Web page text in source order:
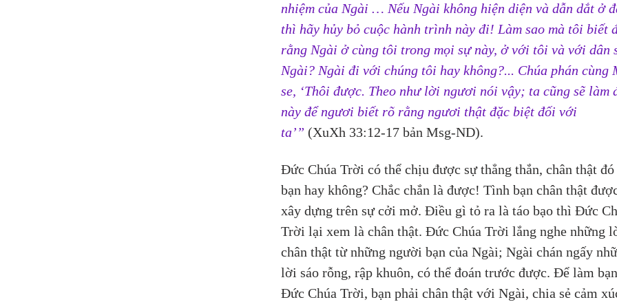
nhiệm của Ngài … Nếu Ngài không hiện diện và dẫn dắt ở
thì hãy hủy bỏ cuộc hành trình này đi! Làm sao mà tôi biết
rằng Ngài ở cùng tôi trong mọi sự này, ở với tôi và với dân
Ngài? Ngài đi với chúng tôi hay không?... Chúa phán cùng
se, ‘Thôi được. Theo như lời ngươi nói vậy; ta cũng sẽ làm
này để ngươi biết rõ rằng ngươi thật đặc biệt đối với
ta’” (XuXh 33:12-17 bản Msg-ND).
Đức Chúa Trời có thể chịu được sự thẳng thắn, chân thật
bạn hay không? Chắc chắn là được! Tình bạn chân thật
xây dựng trên sự cởi mở. Điều gì tỏ ra là táo bạo thì Đức
Trời lại xem là chân thật. Đức Chúa Trời lắng nghe những
chân thật từ những người bạn của Ngài; Ngài chán ngấy
lời sáo rỗng, rập khuôn, có thể đoán trước được. Để làm
Đức Chúa Trời, bạn phải chân thật với Ngài, chia sẻ cảm